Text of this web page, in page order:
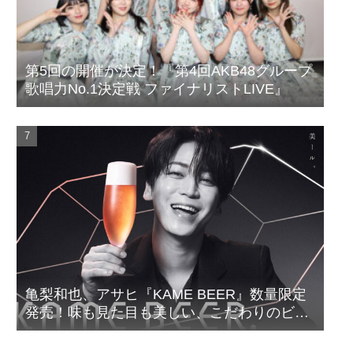
第5回の開催が決定！『第4回AKB48グループ
歌唱力No.1決定戦 ファイナリストLIVE』
亀梨和也、アサヒ『KAME BEER』数量限定
発売！味も見た目も美しい、こだわりのビー
ルがついに完成